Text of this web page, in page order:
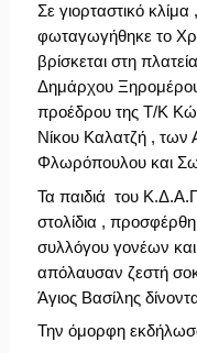
Σε γιορταστικό
φωταγωγήθηκε το
βρίσκεται στη
Δημάρχου
προέδρου της Τ/Κ
Νίκου Καλατζή , των
Φλωρόπουλου και
Τα παιδιά  του
στολίδια ,
συλλόγου γονέων
απόλαυσαν ζεστή
Άγιος Βασίλης
Την όμορφη